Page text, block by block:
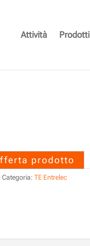
Attività Prodotti
prodotto
Categoria: TE Entrelec